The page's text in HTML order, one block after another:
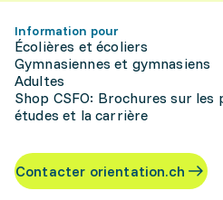
Information pour
Écolières et écoliers
Gymnasiennes et gymnasiens
Adultes
Shop CSFO: Brochures sur les
études et la carrière
Contacter orientation.ch